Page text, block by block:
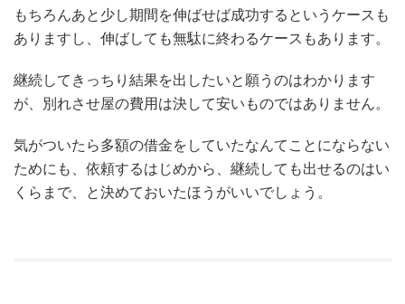
もちろんあと少し期間を伸ばせば成功するというケースも
ありますし、伸ばしても無駄に終わるケースもあります。
継続してきっちり結果を出したいと願うのはわかります
が、別れさせ屋の費用は決して安いものではありません。
気がついたら多額の借金をしていたなんてことにならない
ためにも、依頼するはじめから、継続しても出せるのはい
くらまで、と決めておいたほうがいいでしょう。